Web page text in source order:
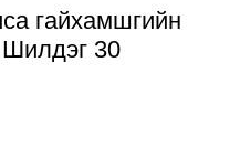
гайхамшгийн
Шилдэг 30